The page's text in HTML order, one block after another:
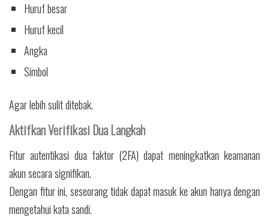
Huruf besar
Huruf kecil
Angka
Simbol
Agar lebih sulit ditebak.
Aktifkan Verifikasi Dua Langkah
Fitur autentikasi dua faktor (2FA) dapat meningkatkan keamanan
akun secara signifikan.
Dengan fitur ini, seseorang tidak dapat masuk ke akun hanya dengan
mengetahui kata sandi.